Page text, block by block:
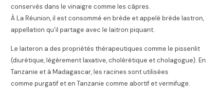
conservés dans le vinaigre comme les câpres.
À La Réunion, il est consommé en brède et appelé brède lastron,
appellation qu’il partage avec le laitron piquant.
Le laiteron a des propriétés thérapeutiques comme le pissenlit
(diurétique, légèrement laxative, cholérétique et cholagogue). En
Tanzanie et à Madagascar, les racines sont utilisées
comme purgatif et en Tanzanie comme abortif et vermifuge.